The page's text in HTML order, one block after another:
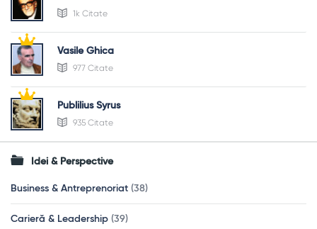
1k Citate
Vasile Ghica
977 Citate
Publilius Syrus
935 Citate
Idei & Perspective
Business & Antreprenoriat (38)
Carieră & Leadership (39)